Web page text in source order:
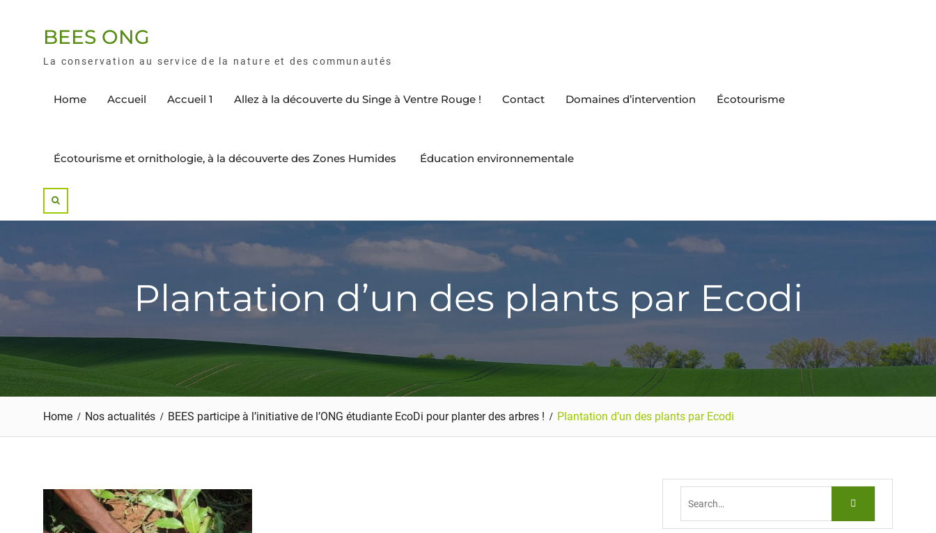
BEES ONG
La conservation au service de la nature et des communautés
Home Accueil Accueil 1 Allez à la découverte du Singe à Ventre Rouge ! Contact Domaines d’intervention Écotourisme
Écotourisme et ornithologie, à la découverte des Zones Humides Éducation environnementale
Plantation d’un des plants par Ecodi
Home Nos actualités BEES participe à l’initiative de l’ONG étudiante EcoDi pour planter des arbres ! Plantation d’un des plants par Ecodi